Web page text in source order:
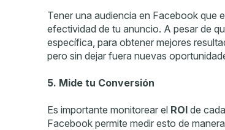
Tener una audiencia en Facebook que
efectividad de tu anuncio. A pesar de
específica, para obtener mejores
pero sin dejar fuera nuevas
5. Mide tu Conversión
Es importante monitorear el ROI de
Facebook permite medir esto de